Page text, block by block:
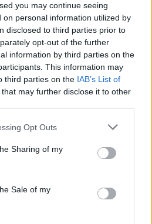
you may continue seeing
on personal information utilized by
disclosed to third parties prior to
opt-out of the further
information by third parties on the
This information may
third parties on the IAB’s List of
that may further disclose it to other
Opt Outs
Sharing of my
Sale of my
⇑
Téléchargement
Vidéos
musical :
les MP3 sur
CD sur